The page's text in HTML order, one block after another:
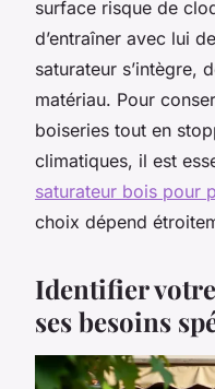
surface risque de
d’entraîner avec lui
saturateur s’intègre,
matériau. Pour
boiseries tout en
climatiques, il est
saturateur bois pour
choix dépend
Identifier
ses besoins